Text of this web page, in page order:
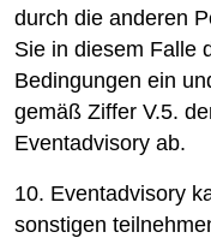
durch die anderen
Sie in diesem Falle
Bedingungen ein
gemäß Ziffer V.5.
Eventadvisory ab.
10. Eventadvisory
sonstigen